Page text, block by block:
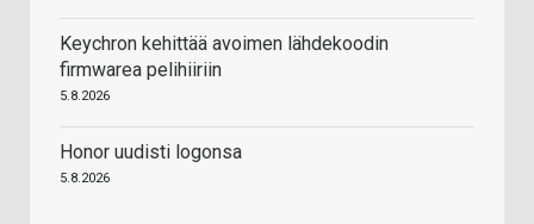
Keychron kehittää avoimen lähdekoodin
firmwarea pelihiiriin
5.8.2026
Honor uudisti logonsa
5.8.2026